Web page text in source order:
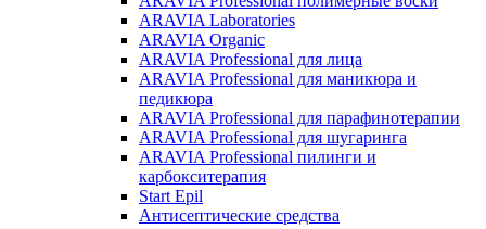
ARAVIA Laboratories
ARAVIA Organic
ARAVIA Professional для лица
ARAVIA Professional для маникюра и
педикюра
ARAVIA Professional для парафинотерапии
ARAVIA Professional для шугаринга
ARAVIA Professional пилинги и
карбокситерапия
Start Epil
Антисептические средства